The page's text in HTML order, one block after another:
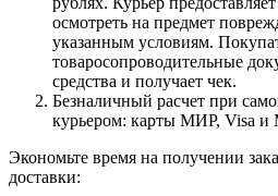
осмотреть на предмет
указанным условиям.
товаросопроводительные
средства и получает чек.
Безналичный расчет при
курьером: карты МИР, Visa и
Экономьте время на получении
доставки: